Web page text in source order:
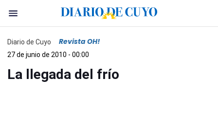
Diario de Cuyo Revista OH!
27 de junio de 2010 - 00:00
La llegada del frío